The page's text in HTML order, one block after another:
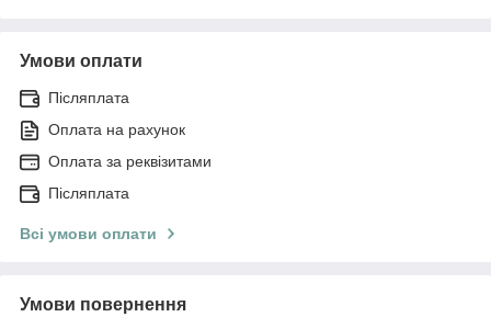
Умови оплати
Післяплата
Оплата на рахунок
Оплата за реквізитами
Післяплата
Всі умови оплати
Умови повернення